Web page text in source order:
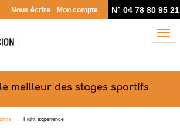
Nous écrire Mon compte N° 04 78 80 95 21
meilleur des stages sportifs
Fight experience